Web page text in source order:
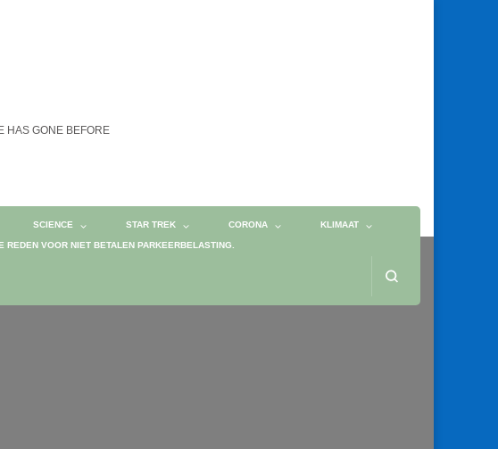
HAS GONE BEFORE
SCIENCE STAR TREK CORONA KLIMAAT
VOOR NIET BETALEN PARKEERBELASTING.